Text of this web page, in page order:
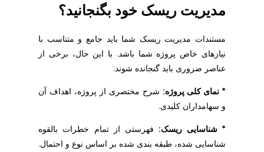
مدیریت ریسک خود بگنجانید؟
مستندات مدیریت ریسک شما باید جامع و متناسب با
نیازهای خاص پروژه شما باشد. با این حال، برخی از
عناصر ضروری باید گنجانده شوند:
* نمای کلی پروژه: شرح مختصری از پروژه، اهداف آن
و سهامداران کلیدی.
* شناسایی ریسک: فهرستی از تمام خطرات بالقوه
شناسایی شده، طبقه بندی شده بر اساس نوع و احتمال.